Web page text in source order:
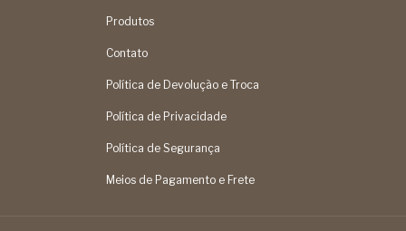
Produtos
Contato
Política de Devolução e Troca
Política de Privacidade
Política de Segurança
Meios de Pagamento e Frete